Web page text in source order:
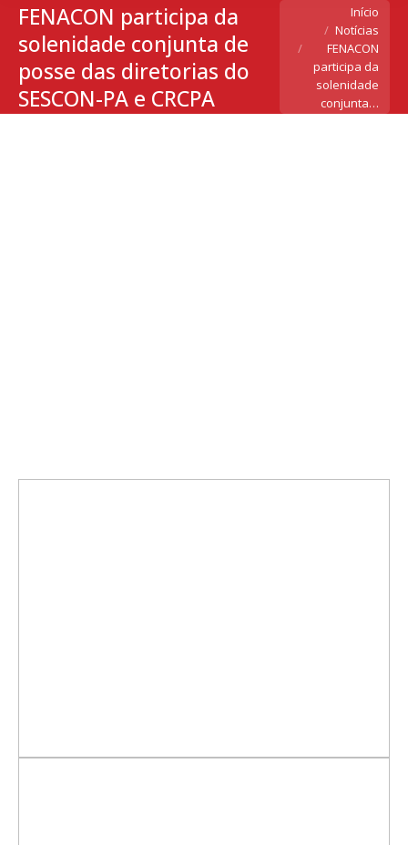
FENACON participa da
solenidade conjunta de
posse das diretorias do
SESCON-PA e CRCPA
Você está aqui:
Início
Notícias
FENACON
participa da
solenidade
conjunta…